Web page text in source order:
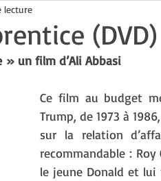
(DVD)
lecture
» un film d’Ali Abbasi
Ce film au budget
Trump, de 1973 à
sur la relation
recommandable :
le jeune Donald et